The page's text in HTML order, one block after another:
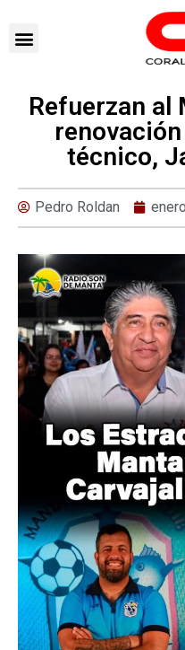
Refuerzan al
técnico,
Pedro Roldan